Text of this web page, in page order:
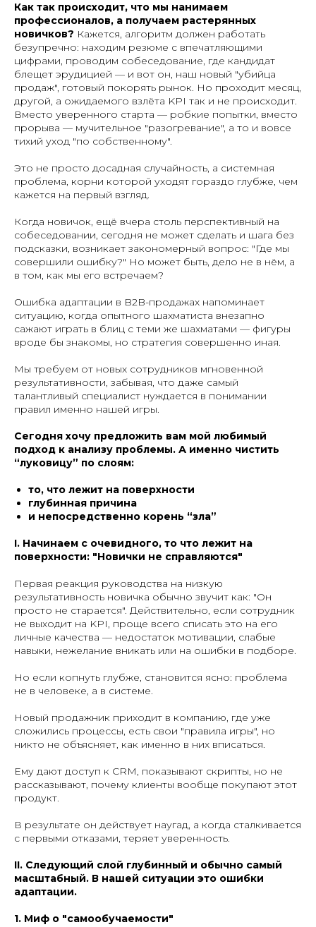
Как так происходит, что мы нанимаем
профессионалов, а получаем растерянных
новичков? Кажется, алгоритм должен работать
безупречно: находим резюме с впечатляющими
цифрами, проводим собеседование, где кандидат
блещет эрудицией — и вот он, наш новый "убийца
продаж", готовый покорять рынок. Но проходит месяц,
другой, а ожидаемого взлёта KPI так и не происходит.
Вместо уверенного старта — робкие попытки, вместо
прорыва — мучительное "разогревание", а то и вовсе
тихий уход "по собственному".
Это не просто досадная случайность, а системная
проблема, корни которой уходят гораздо глубже, чем
кажется на первый взгляд.
Когда новичок, ещё вчера столь перспективный на
собеседовании, сегодня не может сделать и шага без
подсказки, возникает закономерный вопрос: "Где мы
совершили ошибку?" Но может быть, дело не в нём, а
в том, как мы его встречаем?
Ошибка адаптации в B2B-продажах напоминает
ситуацию, когда опытного шахматиста внезапно
сажают играть в блиц с теми же шахматами — фигуры
вроде бы знакомы, но стратегия совершенно иная.
Мы требуем от новых сотрудников мгновенной
результативности, забывая, что даже самый
талантливый специалист нуждается в понимании
правил именно нашей игры.
Сегодня хочу предложить вам мой любимый
подход к анализу проблемы. А именно чистить
“луковицу” по слоям:
то, что лежит на поверхности
глубинная причина
и непосредственно корень “зла”
I. Начинаем с очевидного, то что лежит на
поверхности: "Новички не справляются"
Первая реакция руководства на низкую
результативность новичка обычно звучит как: "Он
просто не старается". Действительно, если сотрудник
не выходит на KPI, проще всего списать это на его
личные качества — недостаток мотивации, слабые
навыки, нежелание вникать или на ошибки в подборе.
Но если копнуть глубже, становится ясно: проблема
не в человеке, а в системе.
Новый продажник приходит в компанию, где уже
сложились процессы, есть свои "правила игры", но
никто не объясняет, как именно в них вписаться.
Ему дают доступ к CRM, показывают скрипты, но не
рассказывают, почему клиенты вообще покупают этот
продукт.
В результате он действует наугад, а когда сталкивается
с первыми отказами, теряет уверенность.
II. Следующий слой глубинный и обычно самый
масштабный. В нашей ситуации это ошибки
адаптации.
1. Миф о "самообучаемости"